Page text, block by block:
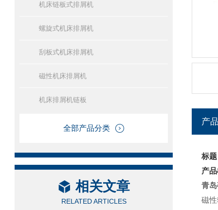
机床链板式排屑机
螺旋式机床排屑机
刮板式机床排屑机
磁性机床排屑机
机床排屑机链板
全部产品分类
相关文章
RELATED ARTICLES
产
标
产
青
磁